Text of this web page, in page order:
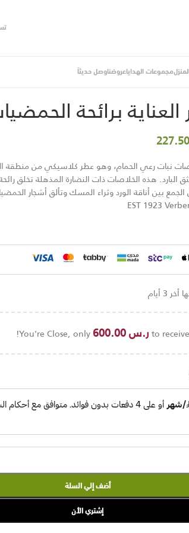
مجموعات الهداياعروضناوصل حديثاً
برائحة
نبات رعي الحمام، وهو عطر كلاسيكي من منطقة
البارد. هذه الخلاصات ذات النضارة المذهلة تخلق
بين أناقة الورد وثراء المسك وتألق أشجار
أيام
You're Close, only ر.س600.00 to
أضف إلي السلة
إشتري الأن